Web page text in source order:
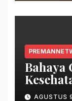
Bahaya
AGUSTUS